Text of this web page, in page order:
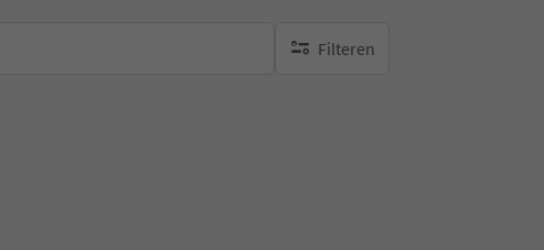
Filteren
geen actieve filters